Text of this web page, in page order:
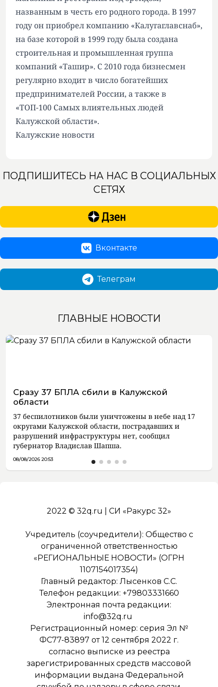
названным в честь его родного города. В 1997
году он приобрел компанию «Калугаглавснаб»,
на базе которой в 1999 году была создана
строительная и промышленная группа
компаний «Ташир». С 2010 года бизнесмен
регулярно входит в число богатейших
предпринимателей России, а также в
«ТОП-100 Самых влиятельных людей
Калужской области».
Калужские новости
ПОДПИШИТЕСЬ НА НАС В СОЦИАЛЬНЫХ
СЕТЯХ
Вконтакте
Телеграм
ГЛАВНЫЕ НОВОСТИ
Сразу 37 БПЛА сбили в Калужской
области
37 беспилотников были уничтожены в небе над 17
округами Калужской области, пострадавших и
разрушений инфраструктуры нет, сообщил
губернатор Владислав Шапша.
08/08/2026 20:53
2022 © 32q.ru | СИ «Ракурс 32»
Учредитель (соучредители): Общество с
ограниченной ответственностью
«РЕГИОНАЛЬНЫЕ НОВОСТИ» (ОГРН
1107154017354)
Главный редактор: Лысенков С.С.
Телефон редакции: +79803331660
Электронная почта редакции:
info@32q.ru
Регистрационный номер: серия Эл №
ФС77-83897 от 12 сентября 2022 г.
согласно выписке из реестра
зарегистрированных средств массовой
информации выдана Федеральной